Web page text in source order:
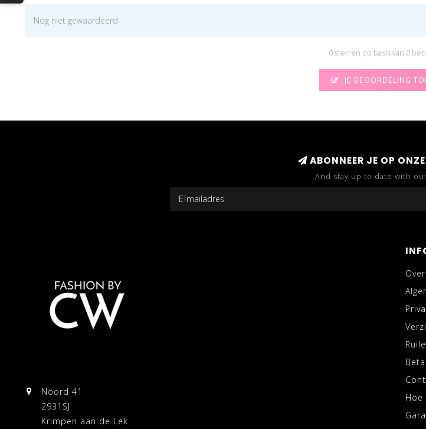
Nog niet gewaardeerd
0 sterren op basis van 0
JE BEOORDELING
ABONNEER JE OP
And stay up to date with
Noord 41
2931SJ
Krimpen aan de Lek
Hoe